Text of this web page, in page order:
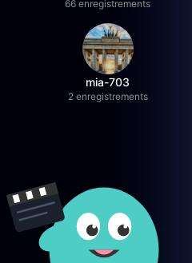
66 enregistrements
mia-703
2 enregistrements